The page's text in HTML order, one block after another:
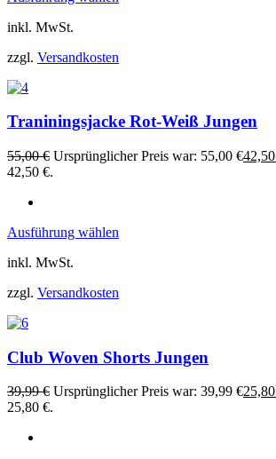
inkl. MwSt.
zzgl. Versandkosten
Traniningsjacke Rot-Weiß Jungen
55,00€ Ursprünglicher Preis war: 55,00 €42,50
42,50 €.
Ausführung wählen
inkl. MwSt.
zzgl. Versandkosten
Club Woven Shorts Jungen
39,99€ Ursprünglicher Preis war: 39,99 €25,80
25,80 €.